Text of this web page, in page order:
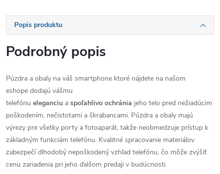
Popis produktu
Podrobný popis
Púzdra a obaly na váš smartphone ktoré nájdete na našom
eshope dodajú vášmu
telefónu eleganciu a spoľahlivo ochránia jeho telo pred nežiadúcim
poškodením, nečistotami a škrabancami. Púzdra a obaly majú
výrezy pre všetky porty a fotoaparát, takže neobmedzuje prístup k
základným funkciám telefónu. Kvalitné spracovanie materiálov
zabezpečí dlhodobý nepoškodený vzhľad telefónu, čo môže zvýšiť
cenu zariadenia pri jeho ďalšom predaji v budúcnosti.